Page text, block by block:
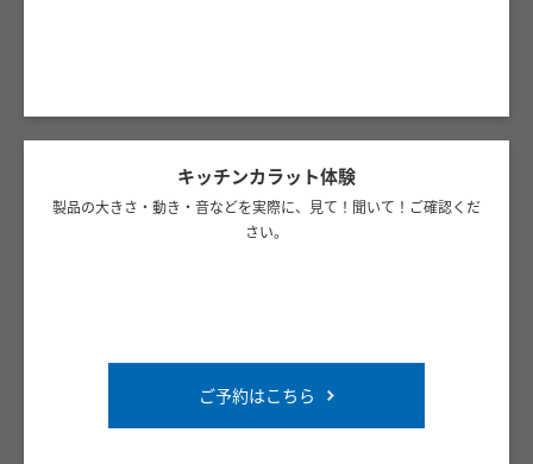
キッチンカラット体験
製品の大きさ・動き・音などを実際に、見て！聞いて！ご確認くだ
さい。
ご予約はこちら